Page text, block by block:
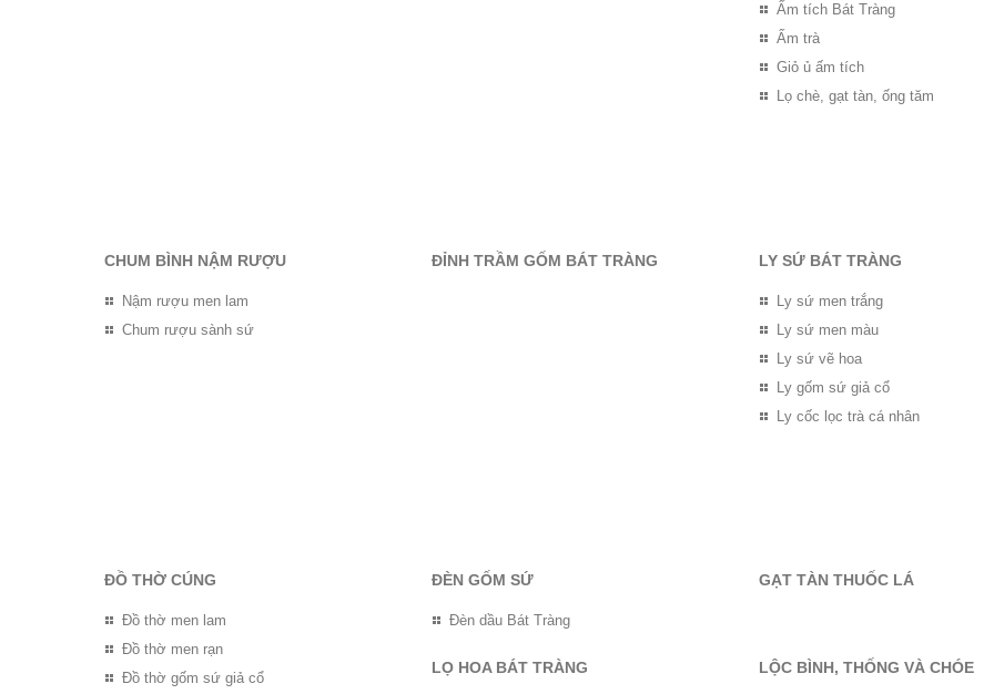
Ấm tích Bát Tràng
Ấm trà
Giỏ ủ ấm tích
Lọ chè, gạt tàn, ống tăm
CHUM BÌNH NẬM RƯỢU
Nậm rượu men lam
Chum rượu sành sứ
ĐỈNH TRẦM GỐM BÁT TRÀNG LY SỨ BÁT TRÀNG
Ly sứ men trắng
Ly sứ men màu
Ly sứ vẽ hoa
Ly gốm sứ giả cổ
Ly cốc lọc trà cá nhân
ĐỒ THỜ CÚNG
Đồ thờ men lam
Đồ thờ men rạn
Đồ thờ gốm sứ giả cổ
ĐÈN GỐM SỨ
Đèn dầu Bát Tràng
GẠT TÀN THUỐC LÁ
LỌ HOA BÁT TRÀNG LỘC BÌNH, THỐNG VÀ CHÓE